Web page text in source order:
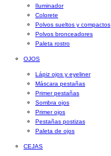
Iluminador
Colorete
Polvos sueltos y compactos
Polvos bronceadores
Paleta rostro
OJOS
Lápiz ojos y eyeliner
Máscara pestañas
Primer pestañas
Sombra ojos
Primer ojos
Pestañas postizas
Paleta de ojos
CEJAS